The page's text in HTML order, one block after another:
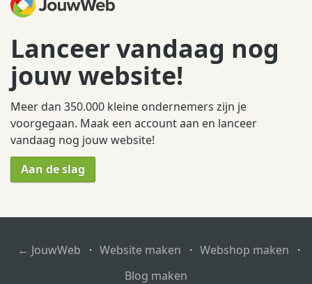
Lanceer vandaag nog
jouw website!
Meer dan 350.000 kleine ondernemers zijn je
voorgegaan. Maak een account aan en lanceer
vandaag nog jouw website!
Aan de slag
← JouwWeb · Website maken · Webshop maken
·
Blog maken